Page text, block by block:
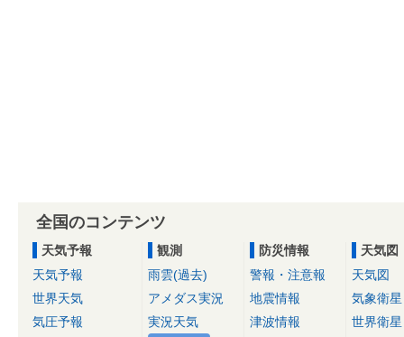
全国のコンテンツ
天気予報
天気予報
世界天気
気圧予報
観測
雨雲(過去)
アメダス実況
実況天気
防災情報
警報・注意報
地震情報
津波情報
天気図
天気図
気象衛星
世界衛星